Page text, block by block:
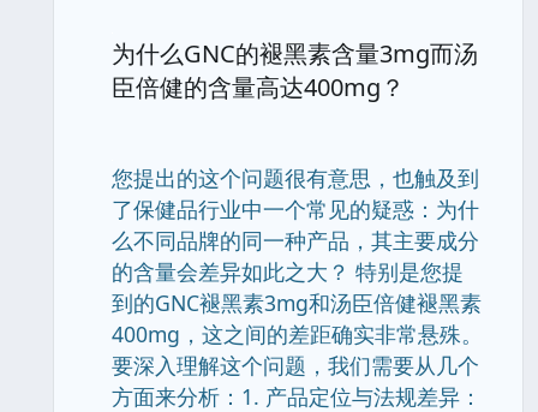
为什么GNC的褪黑素含量3mg而汤
臣倍健的含量高达400mg？
您提出的这个问题很有意思，也触及到
了保健品行业中一个常见的疑惑：为什
么不同品牌的同一种产品，其主要成分
的含量会差异如此之大？ 特别是您提
到的GNC褪黑素3mg和汤臣倍健褪黑素
400mg，这之间的差距确实非常悬殊。
要深入理解这个问题，我们需要从几个
方面来分析：1. 产品定位与法规差异：